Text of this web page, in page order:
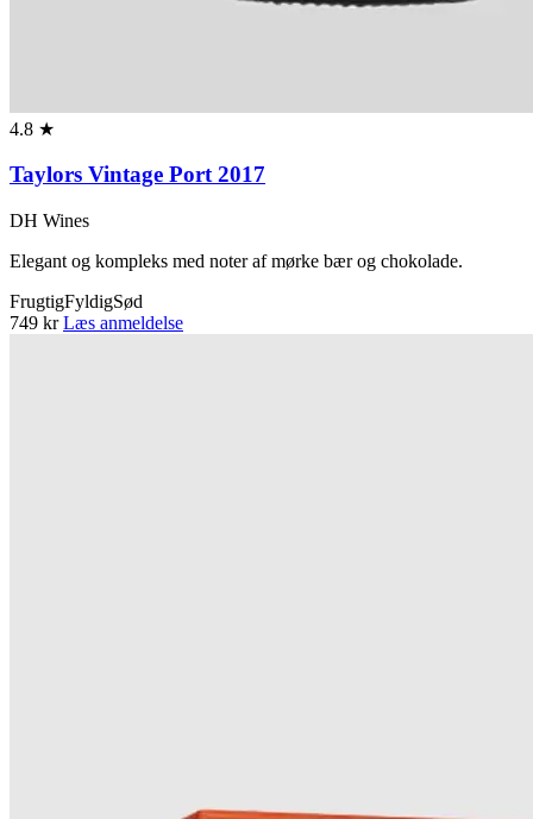
4.8 ★
Taylors Vintage Port 2017
DH Wines
Elegant og kompleks med noter af mørke bær og chokolade.
FrugtigFyldigSød
749 kr Læs anmeldelse